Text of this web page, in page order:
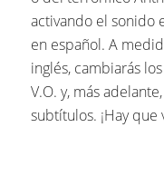
activando el sonido
en español. A
inglés, cambiarás
V.O. y, más
subtítulos. ¡Hay